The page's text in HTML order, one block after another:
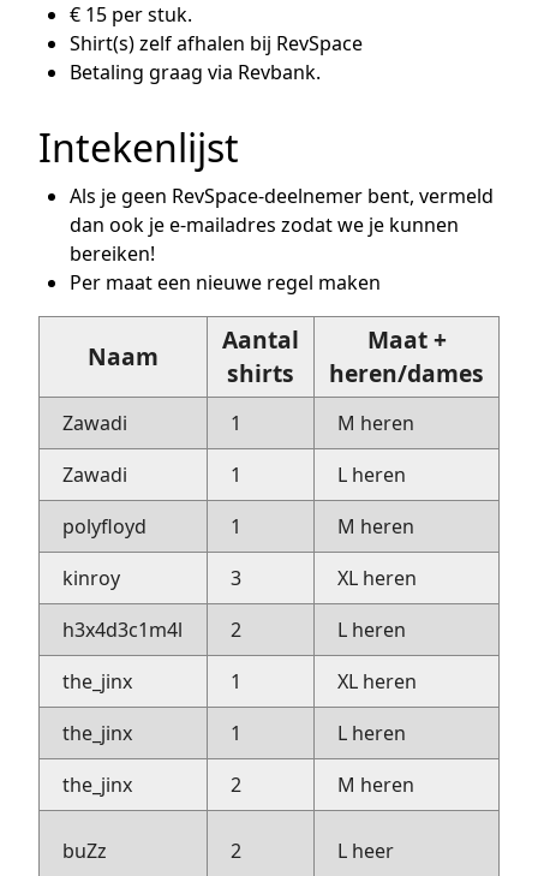
€ 15 per stuk.
Shirt(s) zelf afhalen bij RevSpace
Betaling graag via Revbank.
Intekenlijst
Als je geen RevSpace-deelnemer bent, vermeld
dan ook je e-mailadres zodat we je kunnen
bereiken!
Per maat een nieuwe regel maken
Naam
Aantal
shirts
Maat +
heren/dames
Zawadi 1 M heren
Zawadi
1 L heren
polyfloyd
1 M heren
kinroy
3 XL heren
h3x4d3c1m4l
2 L heren
the_jinx
1 XL heren
the_jinx
1 L heren
the_jinx
2 M heren
buZz 2 L heer